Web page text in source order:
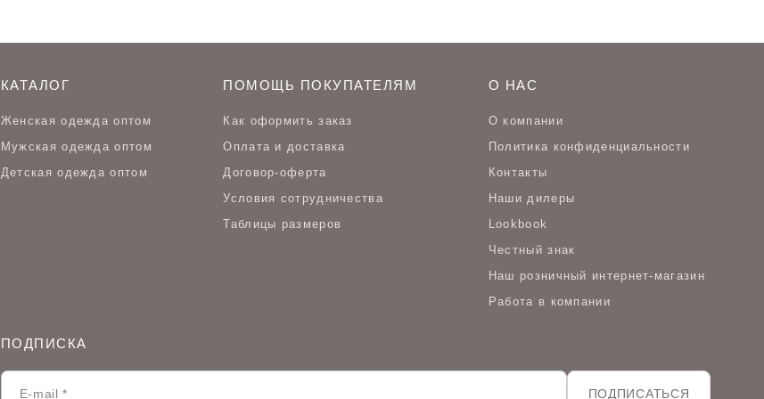
КАТАЛОГ
Женская одежда оптом
Мужская одежда оптом
Детская одежда оптом
ПОМОЩЬ ПОКУПАТЕЛЯМ
Как оформить заказ
Оплата и доставка
Договор-оферта
Условия сотрудничества
Таблицы размеров
О НАС
О компании
Политика конфиденциальности
Контакты
Наши дилеры
Lookbook
Честный знак
Наш розничный интернет-магазин
Работа в компании
ПОДПИСКА
ПОДПИСАТЬСЯ